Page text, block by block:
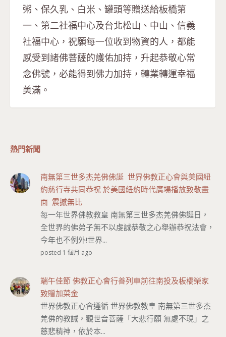
粥、保久乳、白米、罐頭等贈送給板橋第
一、第二社福中心及台北松山、中山、信義
社福中心，祝願每一位收到物資的人，都能
感受到諸佛菩薩的護佑加持，升起恭敬心常
念佛號，必能得到佛力加持，轉業轉運幸福
美滿。
熱門新聞
南無第三世多杰羌佛佛誕 世界佛教正心會與美國紐
約慈行寺共同恭祝 於美國紐約時代廣場播放致敬畫
面 震撼無比
每一年世界佛教教皇 南無第三世多杰羌佛佛誕日，
全世界的佛弟子無不以虔誠恭敬之心舉辦恭祝法會，
今年也不例外!世界...
posted 1 個月 ago
端午佳節 佛教正心會行善列車前往南投及板橋榮家
致贈加菜金
世界佛教正心會遵循 世界佛教教皇 南無第三世多杰
羌佛的教誡，觀世音菩薩「大悲行願 無處不現」之
慈悲精神，依於本...